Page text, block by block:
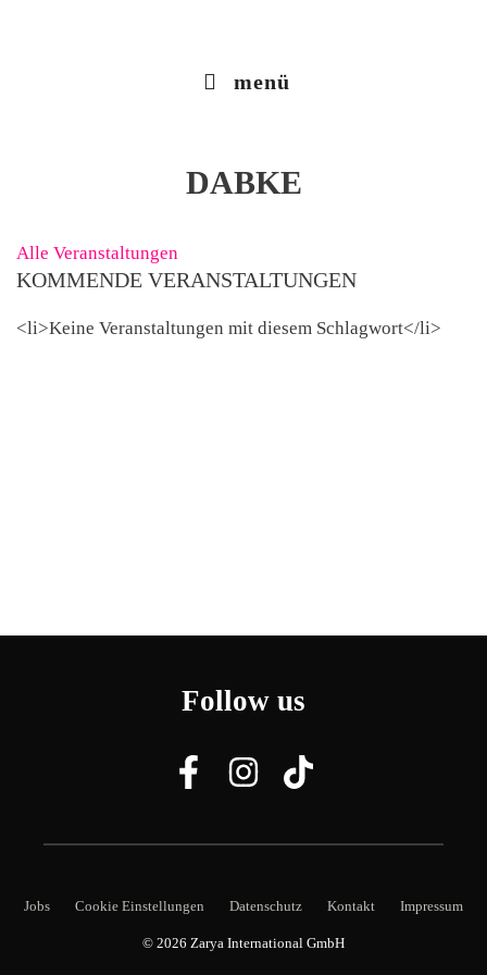
menü
DABKE
Alle Veranstaltungen
KOMMENDE VERANSTALTUNGEN
<li>Keine Veranstaltungen mit diesem Schlagwort</li>
Follow us
Jobs Cookie Einstellungen Datenschutz Kontakt Impressum
© 2026 Zarya International GmbH